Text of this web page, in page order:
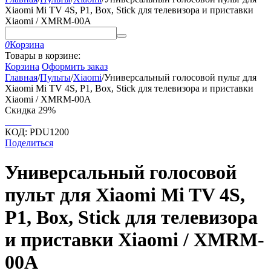
Xiaomi Mi TV 4S, P1, Box, Stick для телевизора и приставки
Xiaomi / XMRM-00A
0Корзина
Товары в корзине:
Корзина Оформить заказ
Главная/Пульты/Xiaomi/Универсальный голосовой пульт для
Xiaomi Mi TV 4S, P1, Box, Stick для телевизора и приставки
Xiaomi / XMRM-00A
Скидка 29%
КОД: PDU1200
Поделиться
Универсальный голосовой
пульт для Xiaomi Mi TV 4S,
P1, Box, Stick для телевизора
и приставки Xiaomi / XMRM-
00A